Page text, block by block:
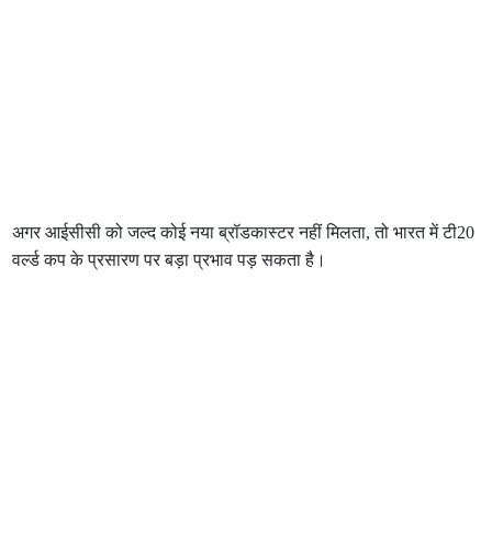
अगर आईसीसी को जल्द कोई नया ब्रॉडकास्टर नहीं मिलता, तो भारत में टी20
वर्ल्ड कप के प्रसारण पर बड़ा प्रभाव पड़ सकता है।